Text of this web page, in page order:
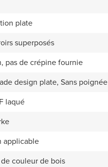
plate
superposés
pas de crépine fournie
design plate, Sans poignée
laqué
applicable
de couleur de bois